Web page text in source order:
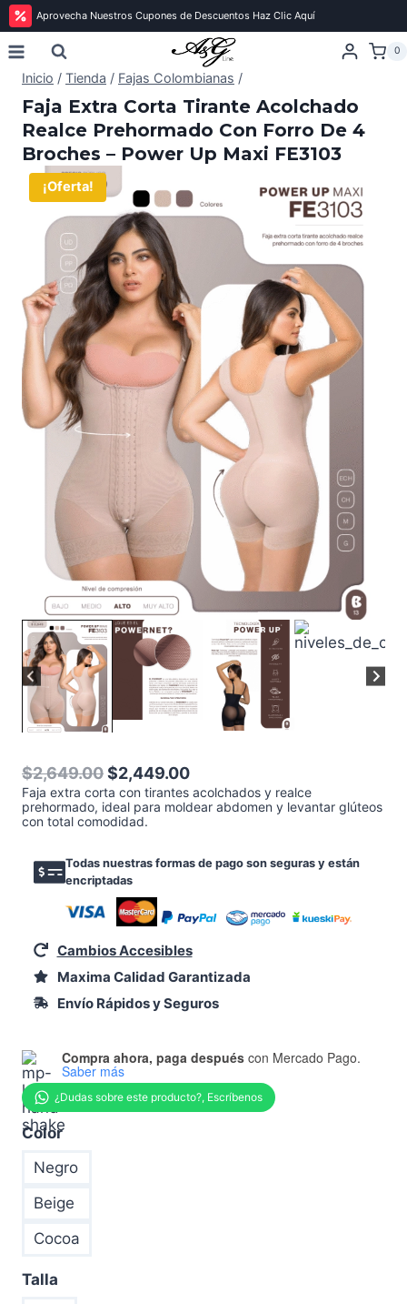
al
contenido
0
Inicio / Tienda / Fajas Colombianas /
Faja Extra Corta Tirante Acolchado
Realce Prehormado Con Forro De 4
Broches – Power Up Maxi FE3103
¡Oferta!
$2,649.00El
precio
original
$2,649.00.
$2,449.00El
precio
$2,449.00.
Faja extra corta con tirantes acolchados y realce
prehormado, ideal para moldear abdomen y levantar glúteos
con total comodidad.
Todas nuestras formas de pago son seguras y están
encriptadas
Cambios Accesibles
Maxima Calidad Garantizada
Envío Rápidos y Seguros
Compra ahora, paga después con Mercado Pago.
Saber más
Color
Negro
Beige
Cocoa
Talla
Aprovecha Nuestros Cupones de Descuentos Haz Clic Aquí